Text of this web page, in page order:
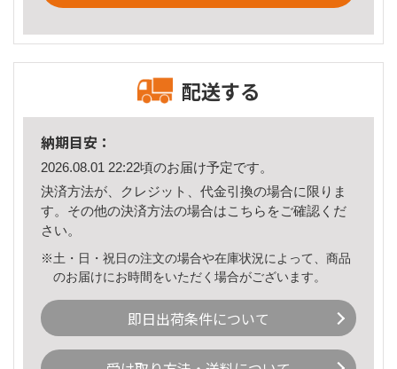
配送する
納期目安：
2026.08.01 22:22頃のお届け予定です。
決済方法が、クレジット、代金引換の場合に限りま
す。その他の決済方法の場合はこちら をご確認くだ
さい。
※土・日・祝日の注文の場合や在庫状況によって、商品
のお届けにお時間をいただく場合がございます。
即日出荷条件について